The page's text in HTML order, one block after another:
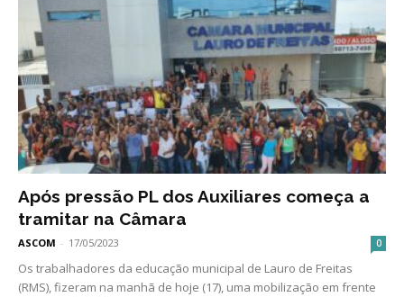
Após pressão PL dos Auxiliares começa a
tramitar na Câmara
ASCOM - 17/05/2023 0
Os trabalhadores da educação municipal de Lauro de Freitas
(RMS), fizeram na manhã de hoje (17), uma mobilização em frente